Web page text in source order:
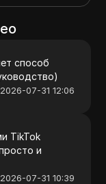
способ
2026-07-31 12:06
TikTok
и
2026-07-31 10:39